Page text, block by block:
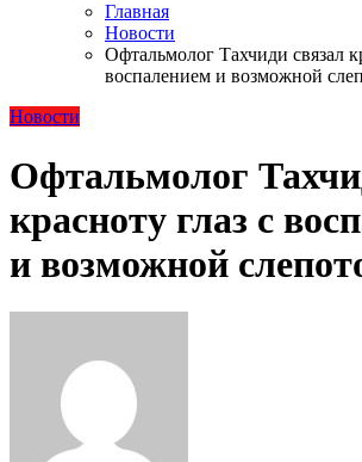
Главная
Новости
Офтальмолог Тахчиди связал
воспалением и возможной
Новости
Офтальмолог
красноту глаз с
и возможной